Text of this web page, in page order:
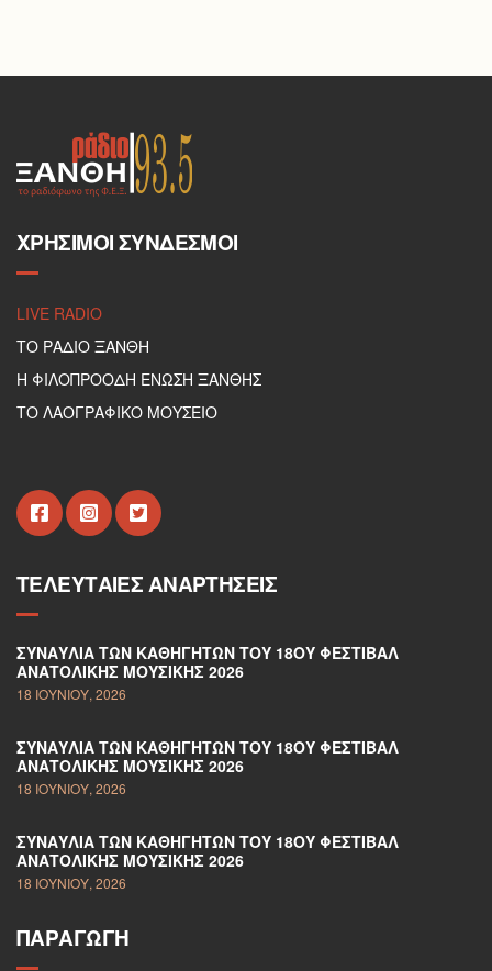
ΧΡΉΣΙΜΟΙ ΣΎΝΔΕΣΜΟΙ
LIVE RADIO
ΤΟ ΡΑΔΙΟ ΞΑΝΘΗ
Η ΦΙΛΟΠΡΟΟΔΗ ΕΝΩΣΗ ΞΑΝΘΗΣ
ΤΟ ΛΑΟΓΡΑΦΙΚΟ ΜΟΥΣΕΙΟ
ΤΕΛΕΥΤΑΊΕΣ ΑΝΑΡΤΉΣΕΙΣ
ΣΥΝΑΥΛΊΑ ΤΩΝ ΚΑΘΗΓΗΤΏΝ ΤΟΥ 18ΟΥ ΦΕΣΤΙΒΆΛ
ΑΝΑΤΟΛΙΚΉΣ ΜΟΥΣΙΚΉΣ 2026
18 ΙΟΥΝΊΟΥ, 2026
ΣΥΝΑΥΛΊΑ ΤΩΝ ΚΑΘΗΓΗΤΏΝ ΤΟΥ 18ΟΥ ΦΕΣΤΙΒΆΛ
ΑΝΑΤΟΛΙΚΉΣ ΜΟΥΣΙΚΉΣ 2026
18 ΙΟΥΝΊΟΥ, 2026
ΣΥΝΑΥΛΊΑ ΤΩΝ ΚΑΘΗΓΗΤΏΝ ΤΟΥ 18ΟΥ ΦΕΣΤΙΒΆΛ
ΑΝΑΤΟΛΙΚΉΣ ΜΟΥΣΙΚΉΣ 2026
18 ΙΟΥΝΊΟΥ, 2026
ΠΑΡΑΓΩΓΉ